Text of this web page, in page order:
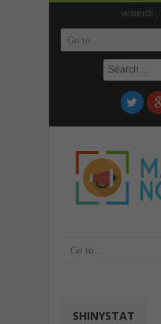
venerdì ,
SHINYSTAT